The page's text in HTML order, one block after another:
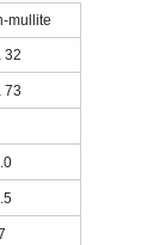
mullite
32
73